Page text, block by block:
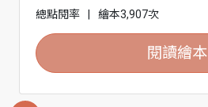
總點閱率
繪本3,907次
閱讀繪本